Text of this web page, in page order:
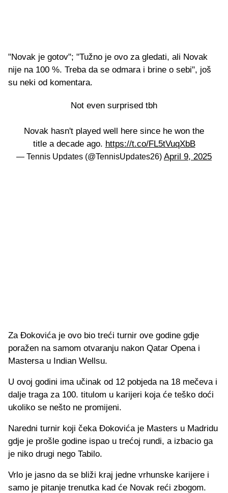
"Novak je gotov"; "Tužno je ovo za gledati, ali Novak
nije na 100 %. Treba da se odmara i brine o sebi", još
su neki od komentara.
Not even surprised tbh
Novak hasn't played well here since he won the
title a decade ago. https://t.co/FL5tVuqXbB
— Tennis Updates (@TennisUpdates26) April 9, 2025
Za Đokovića je ovo bio treći turnir ove godine gdje
poražen na samom otvaranju nakon Qatar Opena i
Mastersa u Indian Wellsu.
U ovoj godini ima učinak od 12 pobjeda na 18 mečeva i
dalje traga za 100. titulom u karijeri koja će teško doći
ukoliko se nešto ne promijeni.
Naredni turnir koji čeka Đokovića je Masters u Madridu
gdje je prošle godine ispao u trećoj rundi, a izbacio ga
je niko drugi nego Tabilo.
Vrlo je jasno da se bliži kraj jedne vrhunske karijere i
samo je pitanje trenutka kad će Novak reći zbogom.